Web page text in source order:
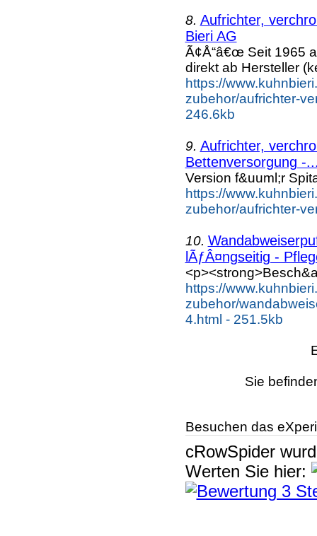
8. Aufrichter,
Bieri AG
Ã¢Å“â€œ Seit 1965
direkt ab Hersteller
https://
zubehor/aufrichter-
246.6kb
9. Aufrichter,
Bettenversorgung -
Version f&uuml;r
https://
zubehor/aufrichter-
10.
lÃƒÂ¤ngseitig -
https://
zubehor/
4.html - 251.5kb
Sie
Besuchen das
cRowSpider
Werten Sie hier: